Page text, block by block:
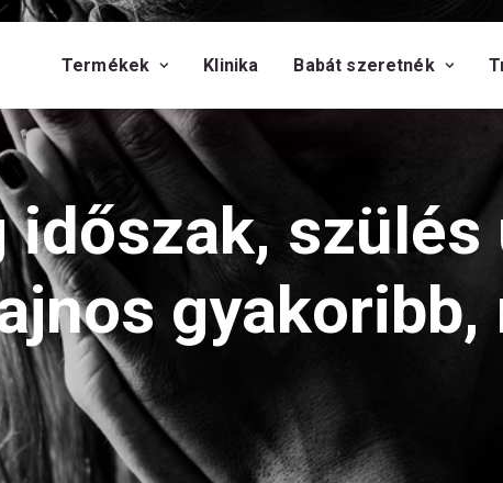
Termékek Klinika Babát szeretnék
időszak, szülés